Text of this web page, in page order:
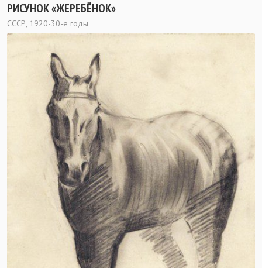
РИСУНОК «ЖЕРЕБЁНОК»
СССР, 1920-30-е годы